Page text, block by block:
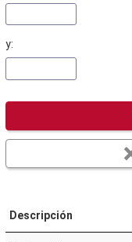
y:
Descripción